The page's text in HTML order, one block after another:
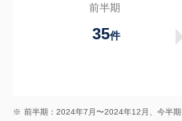
前半期
35件
※ 前半期：2024年7月〜2024年12月、今半